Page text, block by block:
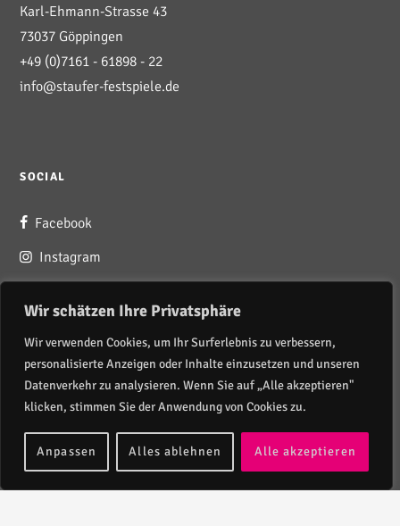
Wir schätzen Ihre Privatsphäre
Wir verwenden Cookies, um Ihr Surferlebnis zu verbessern,
personalisierte Anzeigen oder Inhalte einzusetzen und unseren
Datenverkehr zu analysieren. Wenn Sie auf „Alle akzeptieren"
klicken, stimmen Sie der Anwendung von Cookies zu.
Anpassen Alles ablehnen Alle akzeptieren
Karl-Ehmann-Strasse 43
73037 Göppingen
+49 (0)7161 - 61898 - 22
info@staufer-festspiele.de
SOCIAL
Facebook
Instagram
SERVICE
AGBs
Impressum
Datenschutz